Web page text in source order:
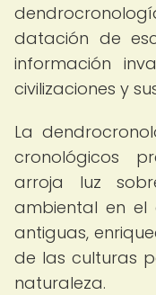
datación de
información
civilizaciones y
La
cronológicos
arroja luz
ambiental en el
antiguas,
de las culturas
naturaleza.